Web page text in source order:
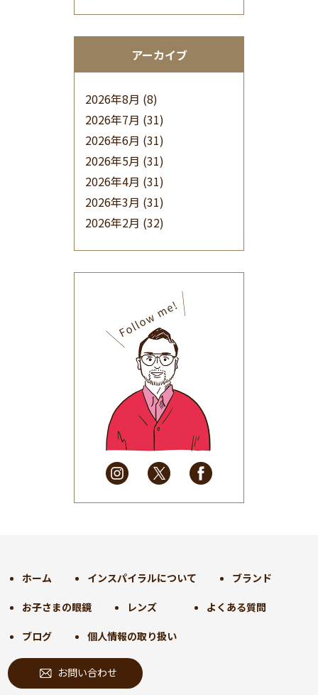
アーカイブ
2026年8月 (8)
2026年7月 (31)
2026年6月 (31)
2026年5月 (31)
2026年4月 (31)
2026年3月 (31)
2026年2月 (32)
(32)
2025年9月(30)
2025年8月(31)
2025年7月(37)
2025年6月(48)
2025年5月
(41)
2025年4月
(32)
2025年3月(31)
2025年2月
(28)
2025年1月
(34)
2024年9月(30)
2024年7月(31)
2024年6月(30)
2024年5月
2024年4月 (32)
ホーム インスパイラルについて ブランド
お子さまの眼鏡 レンズ よくある質問
ブログ 個人情報の取り扱い
お問い合わせ